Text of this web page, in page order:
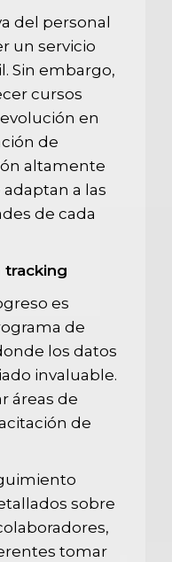
del personal
un servicio
Sin embargo,
cursos
en
de
altamente
a las
de cada
tracking
es
de
los datos
invaluable.
áreas de
de
sobre
tomar